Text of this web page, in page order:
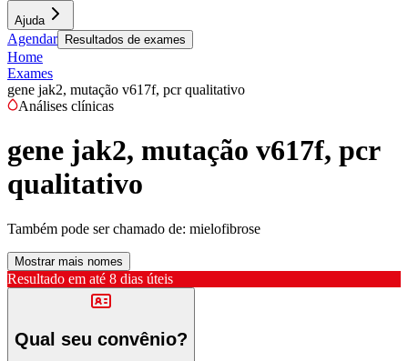
Ajuda
Agendar Resultados de exames
Home
Exames
gene jak2, mutação v617f, pcr qualitativo
Análises clínicas
gene jak2, mutação v617f, pcr
qualitativo
Também pode ser chamado de: mielofibrose
Mostrar mais nomes
Resultado em até 8 dias úteis
Qual seu convênio?